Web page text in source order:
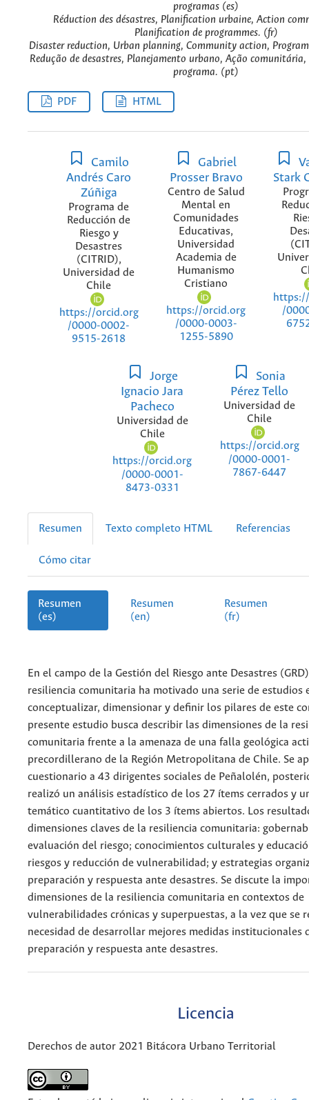
programas (es)
Réduction des désastres, Planification urbaine, Action
Planification de programmes. (fr)
Disaster reduction, Urban planning, Community action,
Redução de desastres, Planejamento urbano, Ação
programa. (pt)
PDF HTML
Camilo
Andrés Caro
Zúñiga
Programa de
Reducción de
Riesgo y
Desastres
(CITRID),
Universidad de
Chile
https://orcid.org
/0000-0002-
9515-2618
Gabriel
Prosser Bravo
Centro de Salud
Mental en
Comunidades
Educativas,
Universidad
Academia de
Humanismo
Cristiano
https://orcid.org
/0000-0003-
1255-5890
Stark
/
Jorge
Ignacio Jara
Pacheco
Universidad de
Chile
https://orcid.org
/0000-0001-
8473-0331
Sonia
Pérez Tello
Universidad de
Chile
https://orcid.org
/0000-0001-
7867-6447
Resumen Texto completo HTML Referencias
Cómo citar
Resumen
(es)
Resumen
(en)
Resumen
(fr)
En el campo de la Gestión del Riesgo ante Desastres
resiliencia comunitaria ha motivado una serie de estudios
conceptualizar, dimensionar y definir los pilares de este
presente estudio busca describir las dimensiones de la
comunitaria frente a la amenaza de una falla geológica
precordillerano de la Región Metropolitana de Chile. Se
cuestionario a 43 dirigentes sociales de Peñalolén,
realizó un análisis estadístico de los 27 ítems cerrados y
temático cuantitativo de los 3 ítems abiertos. Los
dimensiones claves de la resiliencia comunitaria:
evaluación del riesgo; conocimientos culturales y
riesgos y reducción de vulnerabilidad; y estrategias
preparación y respuesta ante desastres. Se discute la
dimensiones de la resiliencia comunitaria en contextos de
vulnerabilidades crónicas y superpuestas, a la vez que se
necesidad de desarrollar mejores medidas institucionales
preparación y respuesta ante desastres.
Licencia
Derechos de autor 2021 Bitácora Urbano Territorial